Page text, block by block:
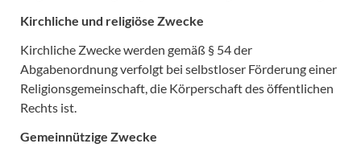
Kirchliche und religiöse Zwecke
Kirchliche Zwecke werden gemäß § 54 der
Abgabenordnung verfolgt bei selbstloser Förderung einer
Religionsgemeinschaft, die Körperschaft des öffentlichen
Rechts ist.
Gemeinnützige Zwecke